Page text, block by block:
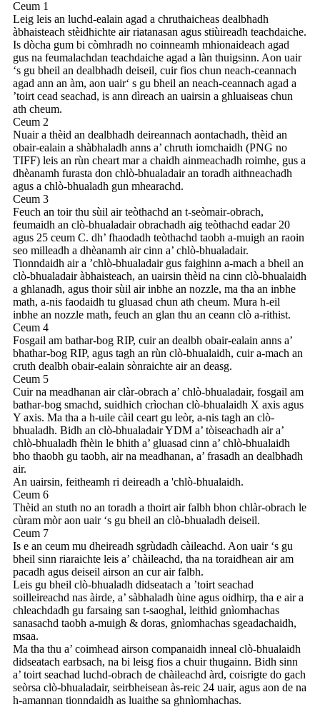
Ceum 1
Leig leis an luchd-ealain agad a chruthaicheas dealbhadh
àbhaisteach stèidhichte air riatanasan agus stiùireadh teachdaiche.
Is dòcha gum bi còmhradh no coinneamh mhionaideach agad
gus na feumalachdan teachdaiche agad a làn thuigsinn. Aon uair
‘s gu bheil an dealbhadh deiseil, cuir fios chun neach-ceannach
agad ann an àm, aon uair‘ s gu bheil an neach-ceannach agad a
’toirt cead seachad, is ann dìreach an uairsin a ghluaiseas chun
ath cheum.
Ceum 2
Nuair a thèid an dealbhadh deireannach aontachadh, thèid an
obair-ealain a shàbhaladh anns a’ chruth iomchaidh (PNG no
TIFF) leis an rùn cheart mar a chaidh ainmeachadh roimhe, gus a
dhèanamh furasta don chlò-bhualadair an toradh aithneachadh
agus a chlò-bhualadh gun mhearachd.
Ceum 3
Feuch an toir thu sùil air teòthachd an t-seòmair-obrach,
feumaidh an clò-bhualadair obrachadh aig teòthachd eadar 20
agus 25 ceum C. dh’ fhaodadh teòthachd taobh a-muigh an raoin
seo milleadh a dhèanamh air cinn a’ chlò-bhualadair.
Tionndaidh air a ’chlò-bhualadair gus faighinn a-mach a bheil an
clò-bhualadair àbhaisteach, an uairsin thèid na cinn clò-bhualaidh
a ghlanadh, agus thoir sùil air inbhe an nozzle, ma tha an inbhe
math, a-nis faodaidh tu gluasad chun ath cheum. Mura h-eil
inbhe an nozzle math, feuch an glan thu an ceann clò a-rithist.
Ceum 4
Fosgail am bathar-bog RIP, cuir an dealbh obair-ealain anns a’
bhathar-bog RIP, agus tagh an rùn clò-bhualaidh, cuir a-mach an
cruth dealbh obair-ealain sònraichte air an deasg.
Ceum 5
Cuir na meadhanan air clàr-obrach a’ chlò-bhualadair, fosgail am
bathar-bog smachd, suidhich crìochan clò-bhualaidh X axis agus
Y axis. Ma tha a h-uile càil ceart gu leòr, a-nis tagh an clò-
bhualadh. Bidh an clò-bhualadair YDM a’ tòiseachadh air a’
chlò-bhualadh fhèin le bhith a’ gluasad cinn a’ chlò-bhualaidh
bho thaobh gu taobh, air na meadhanan, a’ frasadh an dealbhadh
air.
An uairsin, feitheamh ri deireadh a 'chlò-bhualaidh.
Ceum 6
Thèid an stuth no an toradh a thoirt air falbh bhon chlàr-obrach le
cùram mòr aon uair ‘s gu bheil an clò-bhualadh deiseil.
Ceum 7
Is e an ceum mu dheireadh sgrùdadh càileachd. Aon uair ‘s gu
bheil sinn riaraichte leis a’ chàileachd, tha na toraidhean air am
pacadh agus deiseil airson an cur air falbh.
Leis gu bheil clò-bhualadh didseatach a ’toirt seachad
soilleireachd nas àirde, a’ sàbhaladh ùine agus oidhirp, tha e air a
chleachdadh gu farsaing san t-saoghal, leithid gnìomhachas
sanasachd taobh a-muigh & doras, gnìomhachas sgeadachaidh,
msaa.
Ma tha thu a’ coimhead airson companaidh inneal clò-bhualaidh
didseatach earbsach, na bi leisg fios a chuir thugainn. Bidh sinn
a’ toirt seachad luchd-obrach de chàileachd àrd, coisrigte do gach
seòrsa clò-bhualadair, seirbheisean às-reic 24 uair, agus aon de na
h-amannan tionndaidh as luaithe sa ghnìomhachas.